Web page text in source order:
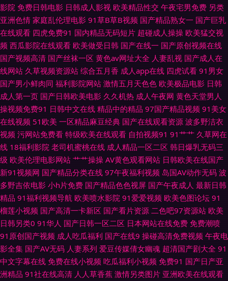
四区 91熟妇探花 亚洲另类小说欧美 国产在线观看91 欧美有码一区二区 av
福利吧 97成人自拍 亚洲欧美色图自拍 欧洲超碰碰 91福利社 91系列在线观
看 日韩性爱图 午夜福利三区 东京热色影视 日韩福利导航 韩国性爱大片 成人
A电影网址 欧美强奸第八页 免费看片成人91 另类激情 精品91在线观看 蜜桃
抖阴下载 肏91网 天天草网 欧美入口一二三 俺去也五月天 激情片a级试看 a
片另类首页 伊人精品久久 91视频91自 久久深夜福利 欧美日韩啪啪 AV网天
天 天堂网av老司机 福利影院97 伊人久久艹 天天日b夜夜爽 91次元官网首页
亚洲瑟图欧美 东京热综合网 最新av岛国网址 国产性爱大片 91国内香蕉 欧美
sss 久久一二国产 超碰综合在线 午夜无码AV 制服诱惑传媒探花 欧美无砖砖
区 a欧美性爱 操操人人 色一本道 91次元网官网 豆花视频成人版 97人人擦
成人日本三级 五月天影院 另类影音 无码破解人妻日韩 色综合图区 国产精品
影院 免费日韩电影 日韩成人影视 欧美精品性交 午夜宅男免费 另类
亚洲色情 家庭乱伦理电影 91草B草B视频 国产精品熟女一 国产巨乳
在线观看 四虎免费91 国内精品无码短片 超碰成人操操 欧美猛交视
频 西瓜影院在线观看 欧美做受日韩 国产在线一 国产原创视频在线
国产视频高清 国产丝袜一区 黄色av网址大全 人妻乱视 国产成人在
线网站 久草视频资源站 综合五月香 成人app在线 四虎试看 91男女
国产男小鲜肉同 福利影院网站 激情五月天色色 欧美极品电影 日韩
成人第一页 国产日韩欧美电影 久久机热 成人午夜网 黄色天堂男人
操视频免费91 日韩中文在线 精品中的精品 97国产精品视频 91美女
在线视频 51欧美 一区精品麻豆经典 国产在线观看资源 波多野洁衣
视频 污网站免费看 特级欧美在线观看 自拍视频91 91艹艹 久草网在
线 18福利影院 老司机蜜桃在线 成人精品一区二区 韩日爆乳无码三
级 欧美伦理电影网站 艹艹操操 AV黄色观看网站 日韩欧美在线国产
新91视频网 国产精品分类在线 97午夜福利视频 岛国AV动作无码 波
多野吉依电影 小h片免费 国产精品色色视屏 国产午夜成人 最新日韩
精品 91福利视频导航 欧美喷水影院 91爱爱视频 欧美色图论坛 91
榴莲小视频 国产高清一卡新区 国产看片资源 二色吧97资源站 欧美
日韩另类0 91华人 国产日韩一区二区 日本网站在线免费 免费潮喷
91原创国产视频 成人吃瓜福利 国产在线9 操碰高清免费视频 午夜电
影全集 国产AV无码 人妻系列 爱豆传媒倩女幽魂 超清国产剧大全 91
中文字幕在线 免费在线小视频 吃瓜福利小视频 免费91 国产日产亚
洲精品 91社在线高清 人人草香蕉 激情另类图片 亚洲欧美在线观看